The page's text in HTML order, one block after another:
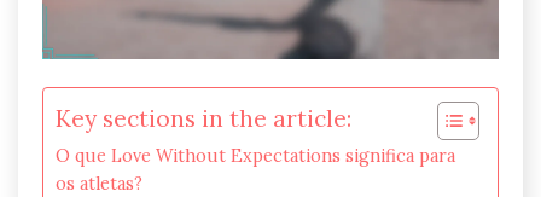
Key sections in the article:
O que Love Without Expectations significa para
os atletas?